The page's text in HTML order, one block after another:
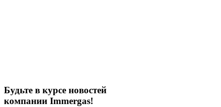
Будьте в курсе новостей
компании Immergas!